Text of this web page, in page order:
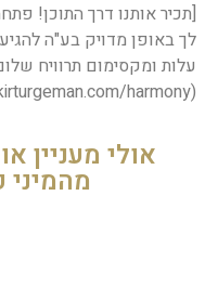
[תכיר אותנו דרך התוכן!
לך באופן מדויק בע"ה
עלות ומקסימום תרוויח
(https://yakirturgeman.com/harmony/)
אולי מעניין
מהמיני